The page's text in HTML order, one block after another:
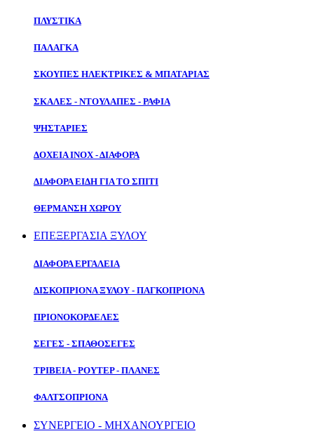
ΠΛΥΣΤΙΚΑ
ΠΑΛΑΓΚΑ
ΣΚΟΥΠΕΣ ΗΛΕΚΤΡΙΚΕΣ & ΜΠΑΤΑΡΙΑΣ
ΣΚΑΛΕΣ - ΝΤΟΥΛΑΠΕΣ - ΡΑΦΙΑ
ΨΗΣΤΑΡΙΕΣ
ΔΟΧΕΙΑ ΙΝΟΧ - ΔΙΑΦΟΡΑ
ΔΙΑΦΟΡΑ ΕΙΔΗ ΓΙΑ ΤΟ ΣΠΙΤΙ
ΘΕΡΜΑΝΣΗ ΧΩΡΟΥ
ΕΠΕΞΕΡΓΑΣΙΑ ΞΥΛΟΥ
ΔΙΑΦΟΡΑ ΕΡΓΑΛΕΙΑ
ΔΙΣΚΟΠΡΙΟΝΑ ΞΥΛΟΥ - ΠΑΓΚΟΠΡΙΟΝΑ
ΠΡΙΟΝΟΚΟΡΔΕΛΕΣ
ΣΕΓΕΣ - ΣΠΑΘΟΣΕΓΕΣ
ΤΡΙΒΕΙΑ - ΡΟΥΤΕΡ - ΠΛΑΝΕΣ
ΦΑΛΤΣΟΠΡΙΟΝΑ
ΣΥΝΕΡΓΕΙΟ - ΜΗΧΑΝΟΥΡΓΕΙΟ